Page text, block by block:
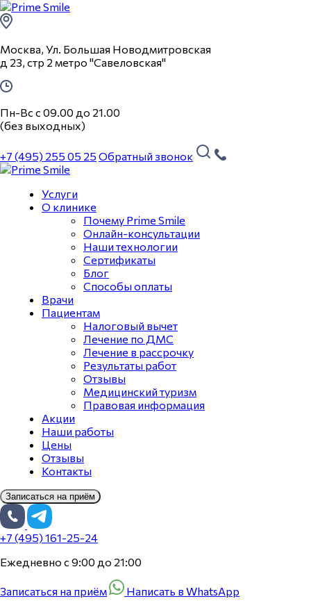
Москва, Ул. Большая Новодмитровская
д 23, стр 2 метро "Савеловская"
Пн-Вс с 09.00 до 21.00
(без выходных)
+7 (495) 255 05 25 Обратный звонок
Услуги
О клинике
Почему Prime Smile
Онлайн-консультации
Наши технологии
Сертификаты
Блог
Способы оплаты
Врачи
Пациентам
Налоговый вычет
Лечение по ДМС
Лечение в рассрочку
Результаты работ
Отзывы
Медицинский туризм
Правовая информация
Акции
Наши работы
Цены
Отзывы
Контакты
Записаться на приём
+7 (495) 161-25-24
Ежедневно с 9:00 до 21:00
Записаться на приём
Написать в WhatsApp